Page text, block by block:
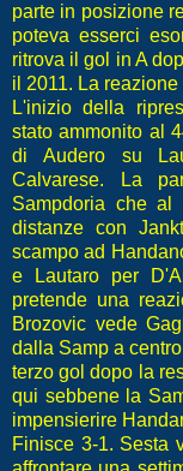
parte in posizione
poteva esserci
ritrova il gol in A
il 2011. La
L'inizio della
stato ammonito al
di Audero su
Calvarese. La
Sampdoria che al
distanze con
scampo ad
e Lautaro per
pretende una
Brozovic vede
dalla Samp a
terzo gol dopo la
qui sebbene la
impensierire
Finisce 3-1. Sesta